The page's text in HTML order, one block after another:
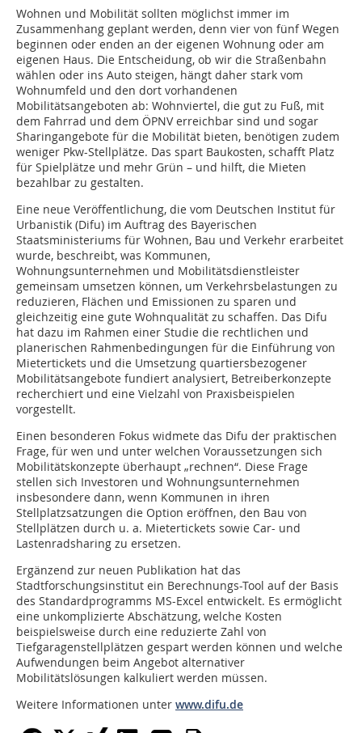
Wohnen und Mobilität sollten möglichst immer im
Zusammenhang geplant werden, denn vier von fünf Wegen
beginnen oder enden an der eigenen Wohnung oder am
eigenen Haus. Die Entscheidung, ob wir die Straßenbahn
wählen oder ins Auto steigen, hängt daher stark vom
Wohnumfeld und den dort vorhandenen
Mobilitätsangeboten ab: Wohnviertel, die gut zu Fuß, mit
dem Fahrrad und dem ÖPNV erreichbar sind und sogar
Sharingangebote für die Mobilität bieten, benötigen zudem
weniger Pkw-Stellplätze. Das spart Baukosten, schafft Platz
für Spielplätze und mehr Grün – und hilft, die Mieten
bezahlbar zu gestalten.
Eine neue Veröffentlichung, die vom Deutschen Institut für
Urbanistik (Difu) im Auftrag des Bayerischen
Staatsministeriums für Wohnen, Bau und Verkehr erarbeitet
wurde, beschreibt, was Kommunen,
Wohnungsunternehmen und Mobilitätsdienstleister
gemeinsam umsetzen können, um Verkehrsbelastungen zu
reduzieren, Flächen und Emissionen zu sparen und
gleichzeitig eine gute Wohnqualität zu schaffen. Das Difu
hat dazu im Rahmen einer Studie die rechtlichen und
planerischen Rahmenbedingungen für die Einführung von
Mietertickets und die Umsetzung quartiersbezogener
Mobilitätsangebote fundiert analysiert, Betreiberkonzepte
recherchiert und eine Vielzahl von Praxisbeispielen
vorgestellt.
Einen besonderen Fokus widmete das Difu der praktischen
Frage, für wen und unter welchen Voraussetzungen sich
Mobilitätskonzepte überhaupt „rechnen“. Diese Frage
stellen sich Investoren und Wohnungsunternehmen
insbesondere dann, wenn Kommunen in ihren
Stellplatzsatzungen die Option eröffnen, den Bau von
Stellplätzen durch u. a. Mietertickets sowie Car- und
Lastenradsharing zu ersetzen.
Ergänzend zur neuen Publikation hat das
Stadtforschungsinstitut ein Berechnungs-Tool auf der Basis
des Standardprogramms MS-Excel entwickelt. Es ermöglicht
eine unkomplizierte Abschätzung, welche Kosten
beispielsweise durch eine reduzierte Zahl von
Tiefgaragenstellplätzen gespart werden können und welche
Aufwendungen beim Angebot alternativer
Mobilitätslösungen kalkuliert werden müssen.
Weitere Informationen unter www.difu.de